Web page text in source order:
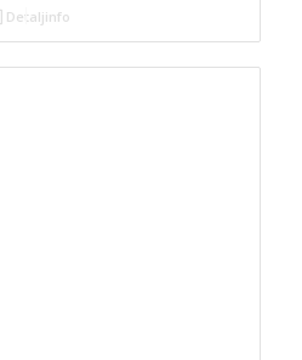
Detaljinfo